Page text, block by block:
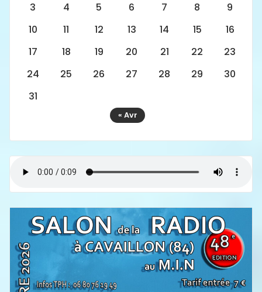
3
4 5 6 7 8
9
10
11 12 13 14 15
16
17
18 19 20 21 22
23
24
25 26 27 28 29
30
31
« Avr